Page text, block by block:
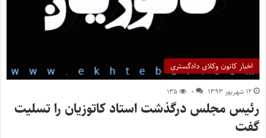
اخبار کانون وکلای دادگستری
۱۲ شهریور ۱۳۹۳ ۰ ۱۳۵
رئیس مجلس درگذشت استاد کاتوزیان را تسلیت
گفت